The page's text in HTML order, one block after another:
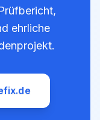
ehrliche